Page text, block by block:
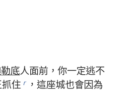
底人面前 ， 你一定逃不
抓住 r ， 這座城也會因為